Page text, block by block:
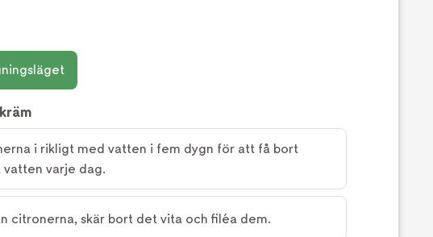
i rikligt med vatten i fem dygn för att få bort
vatten varje dag.
citronerna, skär bort det vita och filéa dem.